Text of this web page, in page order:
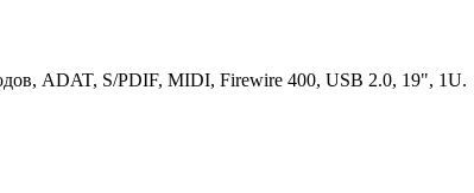
ADAT, S/PDIF, MIDI, Firewire 400, USB 2.0, 19", 1U.